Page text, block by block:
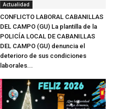
Actualidad
CONFLICTO LABORAL CABANILLAS
DEL CAMPO (GU) La plantilla de la
POLICÍA LOCAL DE CABANILLAS
DEL CAMPO (GU) denuncia el
deterioro de sus condiciones
laborales...